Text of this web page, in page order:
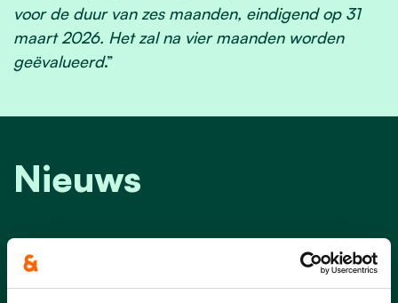
voor de duur van zes maanden, eindigend op 31
maart 2026. Het zal na vier maanden worden
geëvalueerd.”
Nieuws